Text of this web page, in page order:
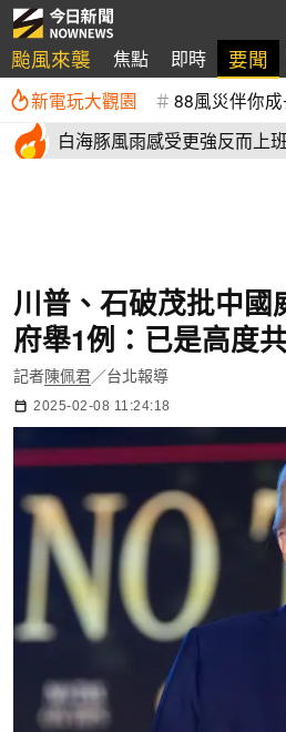
颱風來襲 焦點 即時 要聞
新電玩大觀園 88風災伴你成
白海豚風雨感受更強反而
川普、石破茂批中
府舉1例：已是高度
記者陳佩君／台北報導
2025-02-08 11:24:18